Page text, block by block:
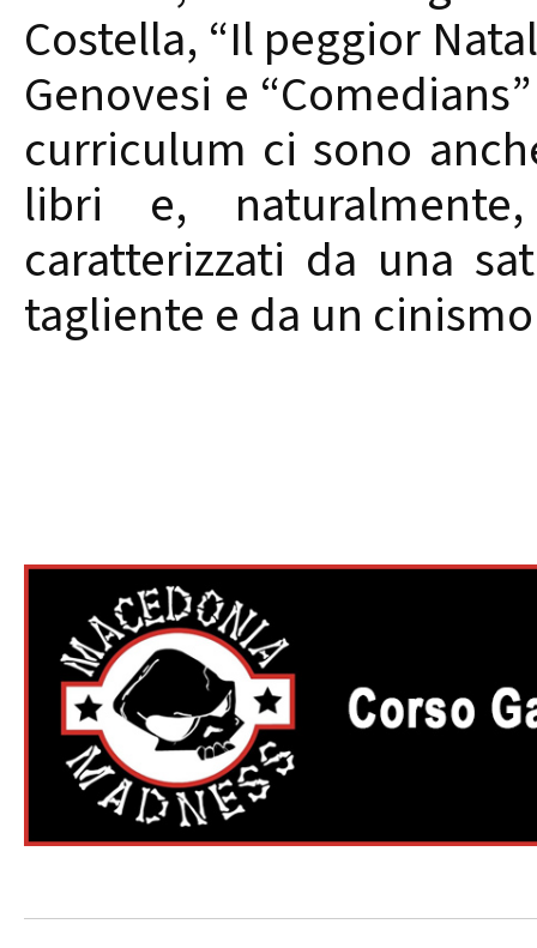
Costella, “Il peggior
Genovesi e
curriculum ci sono
libri e,
caratterizzati da una
tagliente e da un